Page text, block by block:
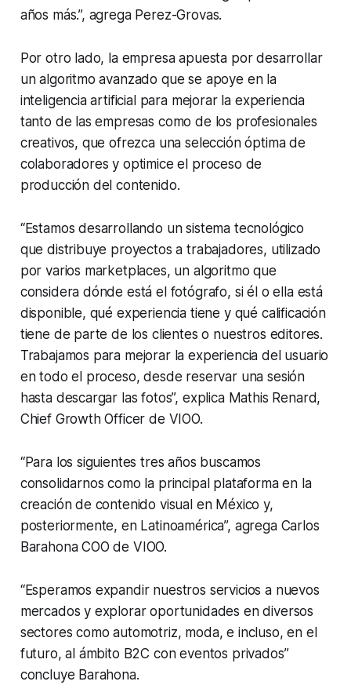
años más.”, agrega Perez-Grovas.
Por otro lado, la empresa apuesta por desarrollar
un algoritmo avanzado que se apoye en la
inteligencia artificial para mejorar la experiencia
tanto de las empresas como de los profesionales
creativos, que ofrezca una selección óptima de
colaboradores y optimice el proceso de
producción del contenido.
“Estamos desarrollando un sistema tecnológico
que distribuye proyectos a trabajadores, utilizado
por varios marketplaces, un algoritmo que
considera dónde está el fotógrafo, si él o ella está
disponible, qué experiencia tiene y qué calificación
tiene de parte de los clientes o nuestros editores.
Trabajamos para mejorar la experiencia del usuario
en todo el proceso, desde reservar una sesión
hasta descargar las fotos”, explica Mathis Renard,
Chief Growth Officer de VIOO.
“Para los siguientes tres años buscamos
consolidarnos como la principal plataforma en la
creación de contenido visual en México y,
posteriormente, en Latinoamérica”, agrega Carlos
Barahona COO de VIOO.
“Esperamos expandir nuestros servicios a nuevos
mercados y explorar oportunidades en diversos
sectores como automotriz, moda, e incluso, en el
futuro, al ámbito B2C con eventos privados”
concluye Barahona.